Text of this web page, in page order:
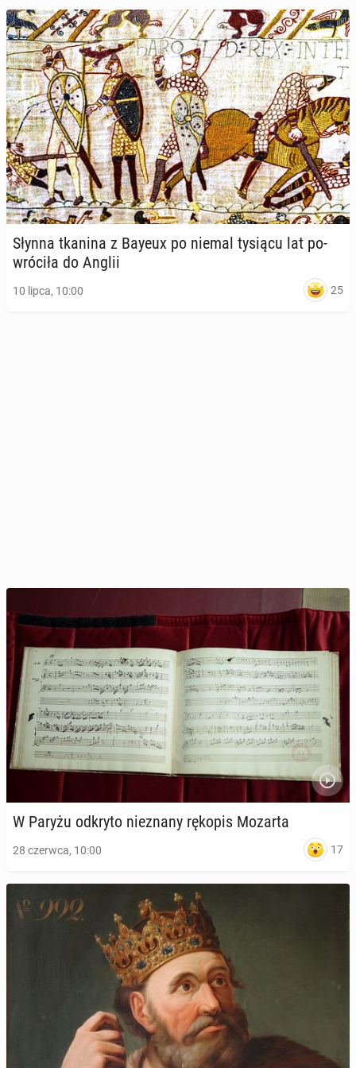
W Por­tu­ga­lii zna­le­zio­no ska­mie­li­ny kości zwie­rząt
sprzed 10 mln lat
7 marca, 09:00
Słynna tkanina z Bayeux po niemal tysiącu lat po­
wró­ci­ła do Anglii
10 lipca, 10:00 25
W Paryżu odkryto nie­zna­ny rękopis Mozarta
28 czerwca, 10:00 17